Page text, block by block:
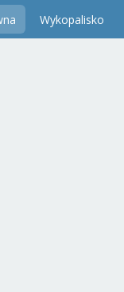
Wykopalisko